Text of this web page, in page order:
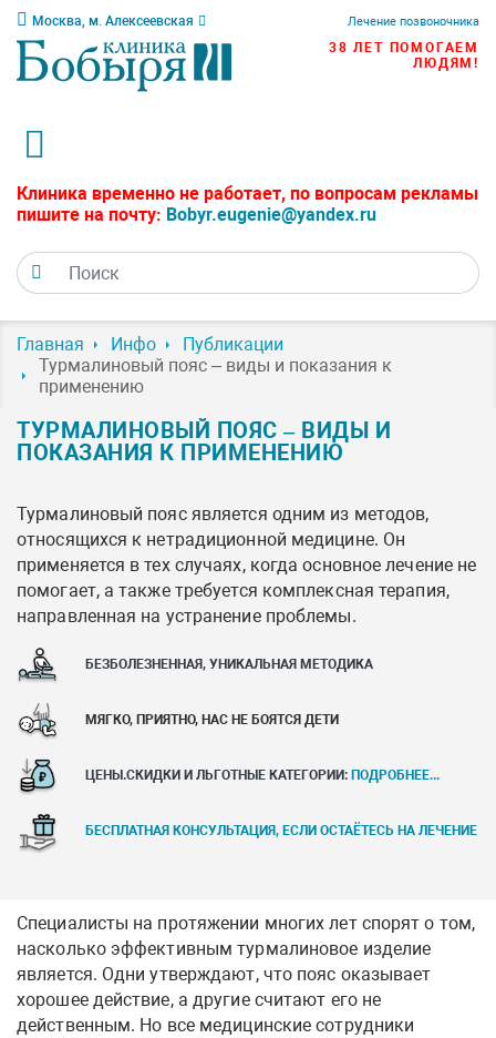
Москва, м. Алексеевская Лечение позвоночника
38 ЛЕТ ПОМОГАЕМ
ЛЮДЯМ!
Клиника временно не работает, по вопросам рекламы
пишите на почту: Bobyr.eugenie@yandex.ru
Главная Инфо
Публикации
Турмалиновый пояс – виды и показания к
применению
ТУРМАЛИНОВЫЙ ПОЯС – ВИДЫ И
ПОКАЗАНИЯ К ПРИМЕНЕНИЮ
Турмалиновый пояс является одним из методов,
относящихся к нетрадиционной медицине. Он
применяется в тех случаях, когда основное лечение не
помогает, а также требуется комплексная терапия,
направленная на устранение проблемы.
БЕЗБОЛЕЗНЕННАЯ, УНИКАЛЬНАЯ МЕТОДИКА
МЯГКО, ПРИЯТНО, НАС НЕ БОЯТСЯ ДЕТИ
ЦЕНЫ.СКИДКИ И ЛЬГОТНЫЕ КАТЕГОРИИ: ПОДРОБНЕЕ...
БЕСПЛАТНАЯ КОНСУЛЬТАЦИЯ, ЕСЛИ ОСТАЁТЕСЬ НА ЛЕЧЕНИЕ
Специалисты на протяжении многих лет спорят о том,
насколько эффективным турмалиновое изделие
является. Одни утверждают, что пояс оказывает
хорошее действие, а другие считают его не
действенным. Но все медицинские сотрудники